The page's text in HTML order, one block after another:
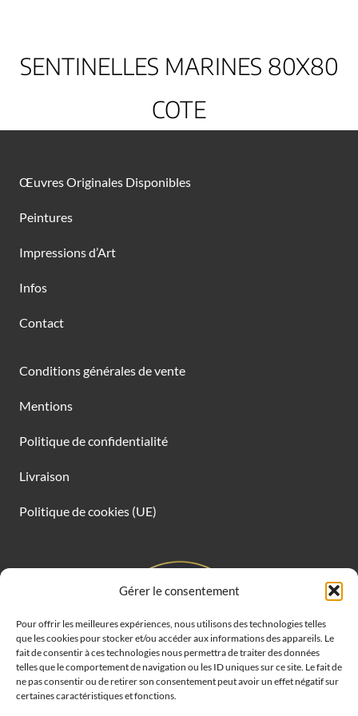
Gérer le consentement
Pour offrir les meilleures expériences, nous utilisons des technologies telles
que les cookies pour stocker et/ou accéder aux informations des appareils. Le
fait de consentir à ces technologies nous permettra de traiter des données
telles que le comportement de navigation ou les ID uniques sur ce site. Le fait de
ne pas consentir ou de retirer son consentement peut avoir un effet négatif sur
certaines caractéristiques et fonctions.
SENTINELLES MARINES 80X80
COTE
Œuvres Originales Disponibles
Peintures
Impressions d’Art
Infos
Contact
Conditions générales de vente
Mentions
Politique de confidentialité
Livraison
Politique de cookies (UE)